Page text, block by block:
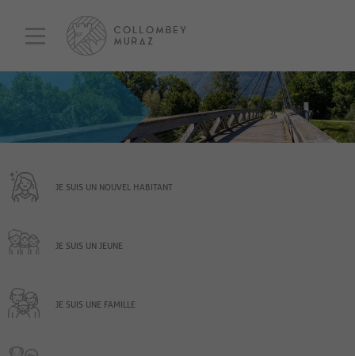
JE SUIS UN NOUVEL HABITANT
JE SUIS UN JEUNE
JE SUIS UNE FAMILLE